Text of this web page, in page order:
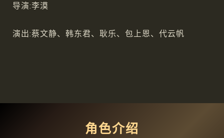
导演:李漠
演出:蔡文静、韩东君、耿乐、包上恩、代云帆
角色介绍